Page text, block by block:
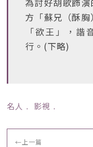
方「蘇兄（酥
「欲王」，諧
行。(下略)
名人 ﹒ 影視 ﹒
←上一篇